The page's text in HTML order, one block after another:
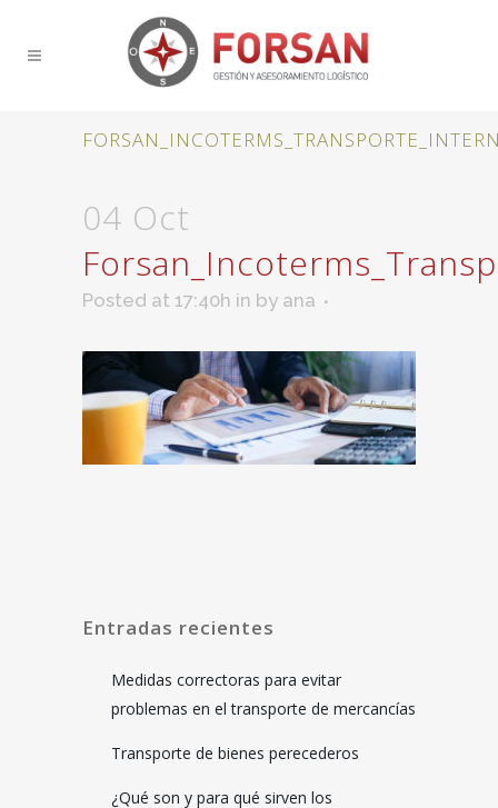
04 Oct
Posted at 17:40h in by ana
Entradas recientes
Medidas correctoras para evitar
problemas en el transporte de mercancías
Transporte de bienes perecederos
¿Qué son y para qué sirven los